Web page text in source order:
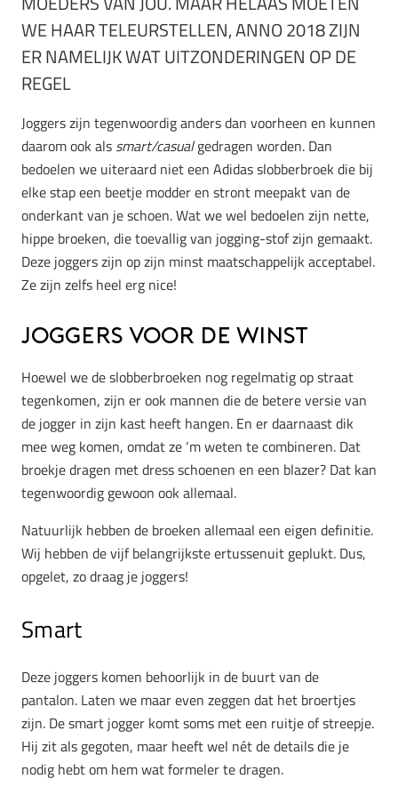
WE HAAR TELEURSTELLEN, ANNO 2018 ZIJN
ER NAMELIJK WAT UITZONDERINGEN OP DE
REGEL
Joggers zijn tegenwoordig anders dan voorheen en kunnen
daarom ook als smart/casualgedragen worden. Dan
bedoelen we uiteraard niet een Adidas slobberbroek die bij
elke stap een beetje modder en stront meepakt van de
onderkant van je schoen. Wat we wel bedoelen zijn nette,
hippe broeken, die toevallig van jogging-stof zijn gemaakt.
Deze joggers zijn op zijn minst maatschappelijk acceptabel.
Ze zijn zelfs heel erg nice!
Joggers voor de winst
Hoewel we de slobberbroeken nog regelmatig op straat
tegenkomen, zijn er ook mannen die de betere versie van
de jogger in zijn kast heeft hangen. En er daarnaast dik
mee weg komen, omdat ze ‘m weten te combineren. Dat
broekje dragen met dress schoenen en een blazer? Dat kan
tegenwoordig gewoon ook allemaal.
Natuurlijk hebben de broeken allemaal een eigen definitie.
Wij hebben de vijf belangrijkste ertussenuit geplukt. Dus,
opgelet, zo draag je joggers!
Smart
Deze joggers komen behoorlijk in de buurt van de
pantalon. Laten we maar even zeggen dat het broertjes
zijn. De smart jogger komt soms met een ruitje of streepje.
Hij zit als gegoten, maar heeft wel nét de details die je
nodig hebt om hem wat formeler te dragen.